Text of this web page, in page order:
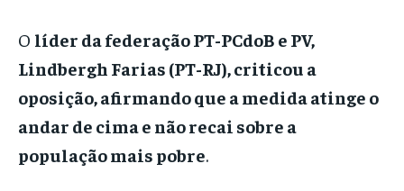
O líder da federação PT-PCdoB e PV,
Lindbergh Farias (PT-RJ), criticou a
oposição, afirmando que a medida atinge o
andar de cima e não recai sobre a
população mais pobre.